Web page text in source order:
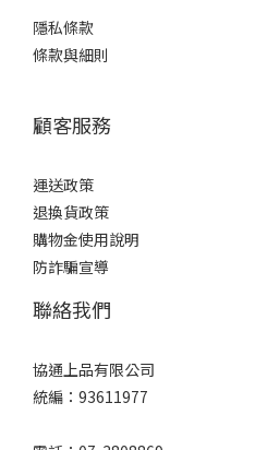
隱私條款
條款與細則
顧客服務
運送政策
退換貨政策
購物金使用說明
防詐騙宣導
聯絡我們
協通上品有限公司
統編：93611977